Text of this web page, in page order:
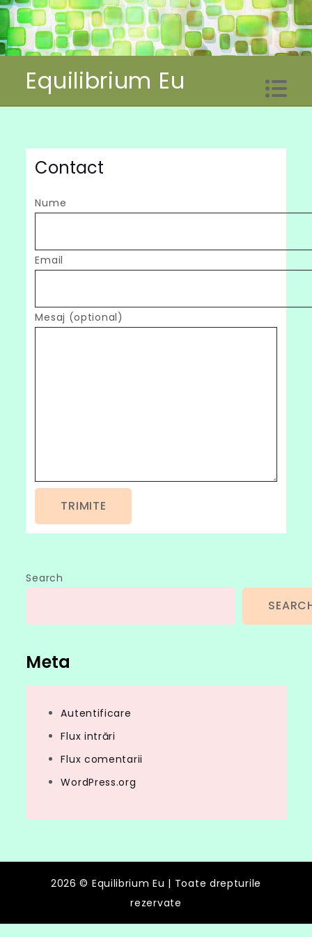
Skip
to
content
Equilibrium Eu
Contact
Nume
Email
Mesaj (optional)
Search
Meta
Autentificare
Flux intrări
Flux comentarii
WordPress.org
2026 © Equilibrium Eu | Toate drepturile
rezervate